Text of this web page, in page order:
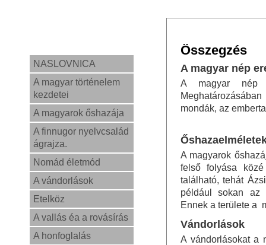
NASLOVNICA
A magyar történelem
kezdetei
A magyarok őshazája
A finnugor nyelvcsalád
ágrajza.
Nomád életmód
A vándorlások
Etelköz
A vallás éa a rovásírás
A honfoglalás
Összegzés
A magyar nép
A magyar nép
mondák, az
A magyarok
felső folyása
található, tehát
például sokan az
Ennek a területe a
Vándorlások
A vándorlásokat a